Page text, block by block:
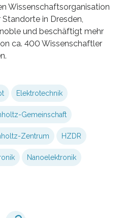
Wissenschaftsorganisation
in Dresden,
und beschäftigt mehr
ca. 400 Wissenschaftler
Elektrotechnik
Gemeinschaft
Zentrum HZDR
Nanoelektronik